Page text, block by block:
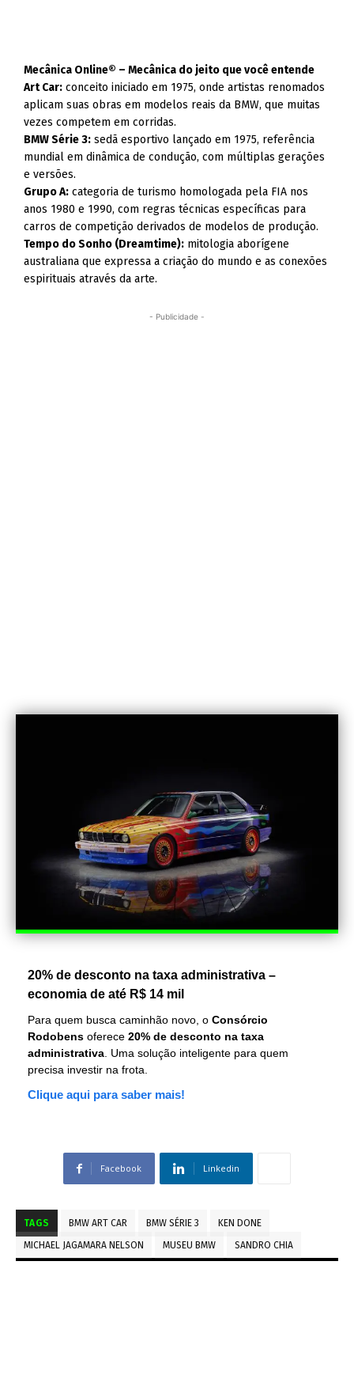
Mecânica Online® – Mecânica do jeito que você entende
Art Car: conceito iniciado em 1975, onde artistas renomados
aplicam suas obras em modelos reais da BMW, que muitas
vezes competem em corridas.
BMW Série 3: sedã esportivo lançado em 1975, referência
mundial em dinâmica de condução, com múltiplas gerações
e versões.
Grupo A: categoria de turismo homologada pela FIA nos
anos 1980 e 1990, com regras técnicas específicas para
carros de competição derivados de modelos de produção.
Tempo do Sonho (Dreamtime): mitologia aborígene
australiana que expressa a criação do mundo e as conexões
espirituais através da arte.
- Publicidade -
20% de desconto na taxa administrativa –
economia de até R$ 14 mil
Para quem busca caminhão novo, o Consórcio
Rodobens oferece 20% de desconto na taxa
administrativa . Uma solução inteligente para quem
precisa investir na frota.
Clique aqui para saber mais!
Facebook Linkedin
TAGS BMW ART CAR BMW SÉRIE 3
KEN DONE
MICHAEL JAGAMARA NELSON
MUSEU BMW SANDRO CHIA